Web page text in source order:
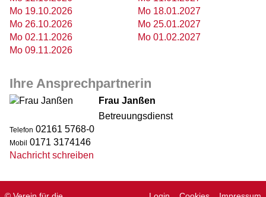
Mo 19.10.2026
Mo 26.10.2026
Mo 02.11.2026
Mo 09.11.2026
Mo 18.01.2027
Mo 25.01.2027
Mo 01.02.2027
Ihre Ansprechpartnerin
Frau Janßen
Betreuungsdienst
Telefon 02161 5768-0
Mobil 0171 3174146
Nachricht schreiben